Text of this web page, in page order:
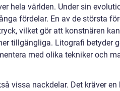
hela världen. Under sin
fördelar. En av de största
vilket gör att konstnären
tillgängliga. Litografi betyder
med olika tekniker och
vissa nackdelar. Det kräver en